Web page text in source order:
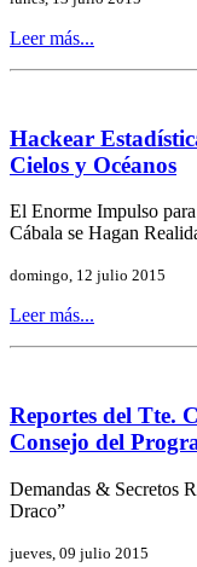
Leer más...
Hackear
Cielos y Océanos
El Enorme Impulso
Cábala se Hagan
domingo, 12 julio 2015
Leer más...
Reportes del Tte.
Consejo del
Demandas & Secretos
Draco”
jueves, 09 julio 2015